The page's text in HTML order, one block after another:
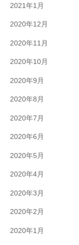
2021年1月
2020年12月
2020年11月
2020年10月
2020年9月
2020年8月
2020年7月
2020年6月
2020年5月
2020年4月
2020年3月
2020年2月
2020年1月